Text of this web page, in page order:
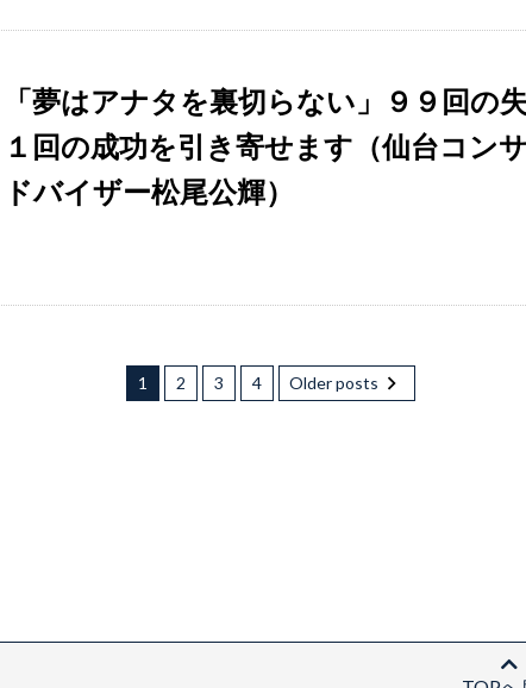
「夢はアナタを裏切らない」９９回の
１回の成功を引き寄せます（仙台コン
ドバイザー松尾公輝）
1 2 3 4 Older posts